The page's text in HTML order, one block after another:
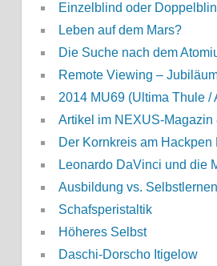
Einzelblind oder
Leben auf dem Mars?
Die Suche nach dem
Remote Viewing –
2014 MU69 (Ultima Thule /
Artikel im NEXUS-Magazin
Der Kornkreis am Hackpen
Leonardo DaVinci und die
Ausbildung vs. Selbstlernen
Schafsperistaltik
Höheres Selbst
Daschi-Dorscho Itigelow